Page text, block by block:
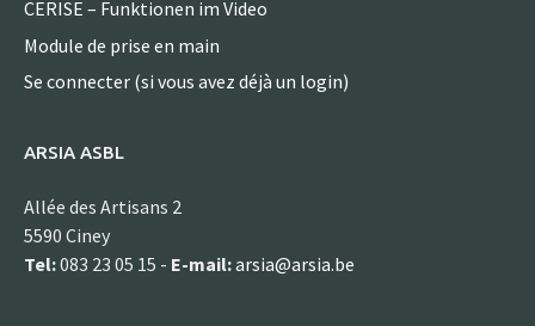
CERISE – Funktionen im Video
Module de prise en main
Se connecter (si vous avez déjà un login)
ARSIA ASBL
Allée des Artisans 2
5590 Ciney
Tel:083 23 05 15 - E-mail:arsia@arsia.be